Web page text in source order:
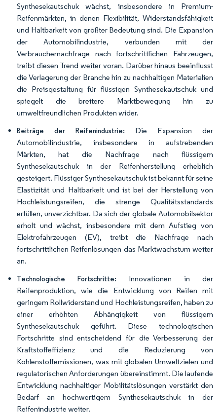
Synthesekautschuk wächst, insbesondere in Premium-
Reifenmärkten, in denen Flexibilität, Widerstandsfähigkeit
und Haltbarkeit von größter Bedeutung sind. Die Expansion
der Automobilindustrie, verbunden mit der
Verbrauchernachfrage nach fortschrittlichen Fahrzeugen,
treibt diesen Trend weiter voran. Darüber hinaus beeinflusst
die Verlagerung der Branche hin zu nachhaltigen Materialien
die Preisgestaltung für flüssigen Synthesekautschuk und
spiegelt die breitere Marktbewegung hin zu
umweltfreundlichen Produkten wider.
Beiträge der Reifenindustrie: Die Expansion der
Automobilindustrie, insbesondere in aufstrebenden
Märkten, hat die Nachfrage nach flüssigem
Synthesekautschuk in der Reifenherstellung erheblich
gesteigert. Flüssiger Synthesekautschuk ist bekannt für seine
Elastizität und Haltbarkeit und ist bei der Herstellung von
Hochleistungsreifen, die strenge Qualitätsstandards
erfüllen, unverzichtbar. Da sich der globale Automobilsektor
erholt und wächst, insbesondere mit dem Aufstieg von
Elektrofahrzeugen (EV), treibt die Nachfrage nach
fortschrittlichen Reifenlösungen das Marktwachstum weiter
an.
Technologische Fortschritte: Innovationen in der
Reifenproduktion, wie die Entwicklung von Reifen mit
geringem Rollwiderstand und Hochleistungsreifen, haben zu
einer erhöhten Abhängigkeit von flüssigem
Synthesekautschuk geführt. Diese technologischen
Fortschritte sind entscheidend für die Verbesserung der
Kraftstoffeffizienz und die Reduzierung von
Kohlenstoffemissionen, was mit globalen Umweltzielen und
regulatorischen Anforderungen übereinstimmt. Die laufende
Entwicklung nachhaltiger Mobilitätslösungen verstärkt den
Bedarf an hochwertigem Synthesekautschuk in der
Reifenindustrie weiter.